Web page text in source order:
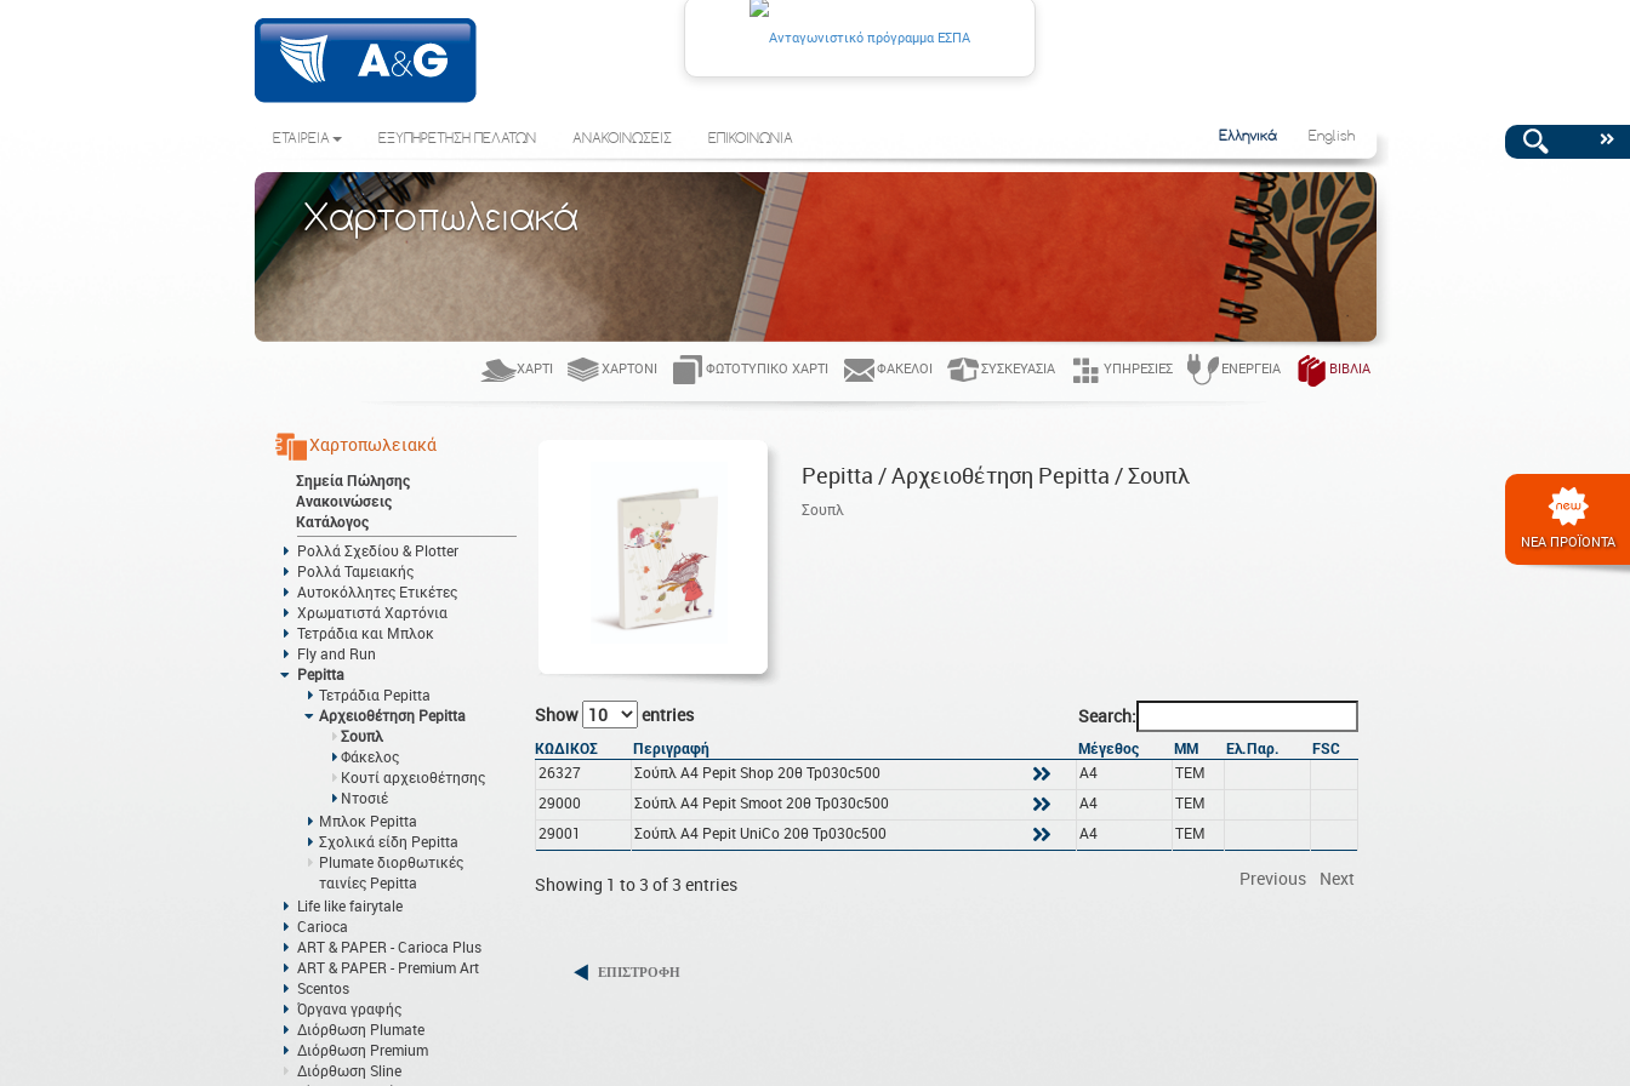
ΝΕΑ ΠΡΟΪΟΝΤΑ
ΕΤΑΙΡΕΙΑ ΕΞΥΠΗΡΕΤΗΣΗ ΠΕΛΑΤΩΝ ΑΝΑΚΟΙΝΩΣΕΙΣ ΕΠΙΚΟΙΝΩΝΙΑ Ελληνικά English
Χαρτοπωλειακά
ΧΑΡΤΊ ΧΑΡΤΌΝΙ ΦΩΤΟΤΥΠΙΚΌ ΧΑΡΤΊ ΦΆΚΕΛΟΙ ΣΥΣΚΕΥΑΣΊΑ ΥΠΗΡΕΣΊΕΣ ΕΝΈΡΓΕΙΑ ΒΙΒΛΊΑ
Χαρτοπωλειακά
Σημεία Πώλησης
Ανακοινώσεις
Κατάλογος
Ρολλά Σχεδίου & Plotter
Ρολλά Ταμειακής
Αυτοκόλλητες Ετικέτες
Χρωματιστά Χαρτόνια
Τετράδια και Μπλοκ
Fly and Run
Pepitta
Τετράδια Pepitta
Αρχειοθέτηση Pepitta
Σουπλ
Φάκελος
Κουτί αρχειοθέτησης
Ντοσιέ
Μπλοκ Pepitta
Σχολικά είδη Pepitta
Plumate διορθωτικές
ταινίες Pepitta
Life like fairytale
Carioca
ART & PAPER - Carioca Plus
ART & PAPER - Premium Art
Scentos
Όργανα γραφής
Διόρθωση Plumate
Διόρθωση Premium
Διόρθωση Sline
Pepitta / Αρχειοθέτηση Pepitta / Σουπλ
Σουπλ
Show entries Search:
ΚΩΔΙΚΟΣ Περιγραφή Μέγεθος ΜΜ Ελ.Παρ.
FSC
26327
Σούπλ Α4 Pepit Shop 20θ Tp030c500 A4
ΤΕΜ
29000
Σούπλ Α4 Pepit Smoot 20θ Tp030c500 A4
ΤΕΜ
29001
Σούπλ Α4 Pepit UniCo 20θ Tp030c500 A4 ΤΕΜ
Showing 1 to 3 of 3 entries Previous Next
ΕΠΙΣΤΡΟΦΗ